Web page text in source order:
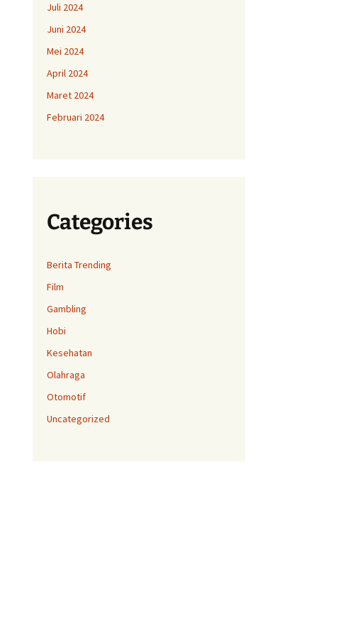
Juli 2024
Juni 2024
Mei 2024
April 2024
Maret 2024
Februari 2024
Categories
Berita Trending
Film
Gambling
Hobi
Kesehatan
Olahraga
Otomotif
Uncategorized